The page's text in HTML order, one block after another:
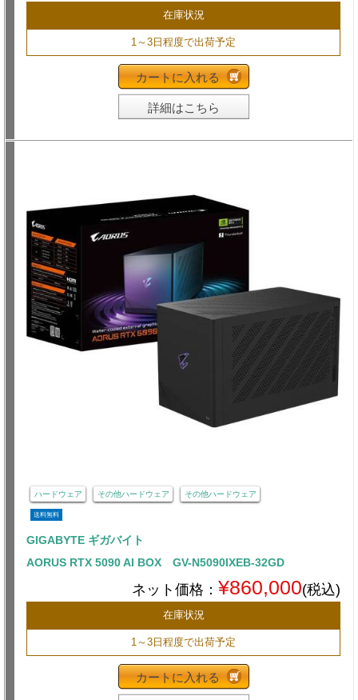
在庫状況
1～3日程度で出荷予定
カートに入れる
詳細はこちら
ハードウェア その他ハードウェア その他ハードウェア
送料無料
GIGABYTE ギガバイト
AORUS RTX 5090 AI BOX GV-N5090IXEB-32GD
ネット価格： ¥860,000(税込)
在庫状況
1～3日程度で出荷予定
カートに入れる